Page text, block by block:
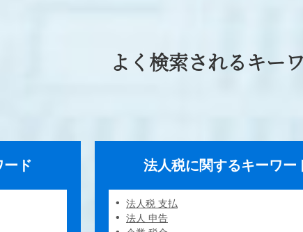
よく検索されるキー
ード 法人税に関するキーワー
法人税 支払
法人 申告